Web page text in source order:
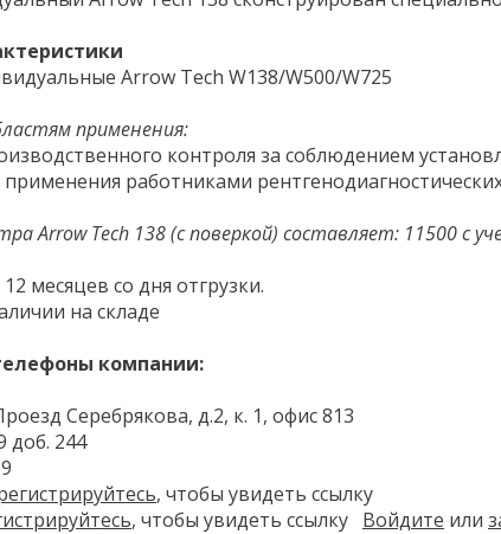
применения:
контроля за соблюдением
применения работниками
Arrow Tech 138 (с поверкой) составляет: 11500 с
месяцев со дня отгрузки.
на складе
компании:
Серебрякова, д.2, к. 1, офис 813
доб. 244
, чтобы увидеть ссылку
, чтобы увидеть ссылку Войдите или